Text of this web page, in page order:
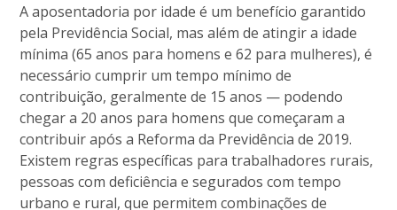
A aposentadoria por idade é um benefício garantido
pela Previdência Social, mas além de atingir a idade
mínima (65 anos para homens e 62 para mulheres), é
necessário cumprir um tempo mínimo de
contribuição, geralmente de 15 anos — podendo
chegar a 20 anos para homens que começaram a
contribuir após a Reforma da Previdência de 2019.
Existem regras específicas para trabalhadores rurais,
pessoas com deficiência e segurados com tempo
urbano e rural, que permitem combinações de